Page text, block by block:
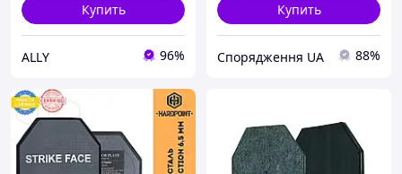
Купить
ALLY 96%
Купить
Спорядження UA 88%